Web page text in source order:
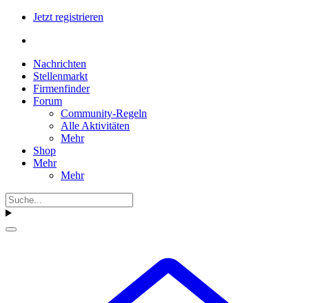
Jetzt registrieren
Nachrichten
Stellenmarkt
Firmenfinder
Forum
Community-Regeln
Alle Aktivitäten
Mehr
Shop
Mehr
Mehr